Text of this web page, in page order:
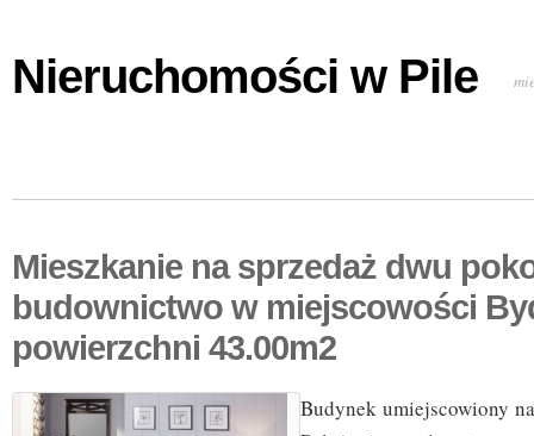
Nieruchomości w Pile
Mieszkanie na sprzedaż dwu
budownictwo w miejscowości
powierzchni 43.00m2
Budynek umiejscowiony